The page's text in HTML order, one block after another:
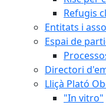
Refugis
Entitats i
Espai de
Directori
Lliçà Plató
"In vitro"